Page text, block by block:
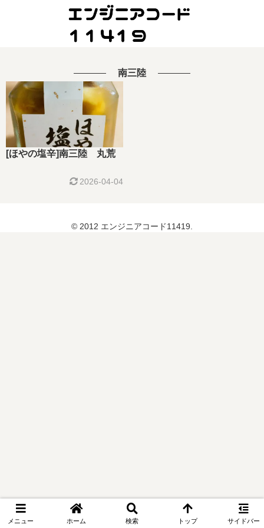
南三陸
[ほやの塩辛]南三陸 丸荒
2026-04-04
© 2012 エンジニアコード11419.
メニュー ホーム 検索 トップ サイドバー